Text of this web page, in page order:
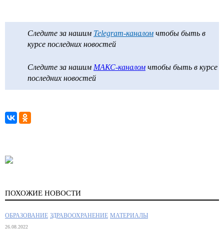
Следите за нашим Telegram-каналом чтобы быть в
курсе последних новостей
Следите за нашим МАКС-каналом чтобы быть в курсе
последних новостей
ПОХОЖИЕ НОВОСТИ
ОБРАЗОВАНИЕ ЗДРАВООХРАНЕНИЕ МАТЕРИАЛЫ
26.08.2022